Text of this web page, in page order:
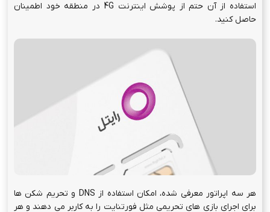
استفاده از آن حتم از پوشش اینترنت 4G در منطقه خود اطمینان
حاصل کنید.
هر سه اپراتور معرفی شده، امکان استفاده از DNS و تحریم شکن ها
برای اجرای بازی های تحریمی مثل فورتنایت را به کاربر می دهند و هر